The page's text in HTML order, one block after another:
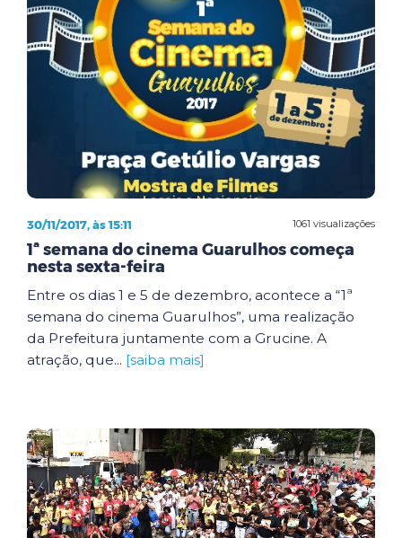
1061 visualizações
30/11/2017, às 15:11
1ª semana do cinema Guarulhos começa
nesta sexta-feira
Entre os dias 1 e 5 de dezembro, acontece a “1ª
semana do cinema Guarulhos”, uma realização
da Prefeitura juntamente com a Grucine. A
atração, que... [saiba mais]